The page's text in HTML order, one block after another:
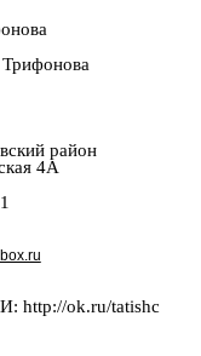
район
4А
http://ok.ru/tatishc